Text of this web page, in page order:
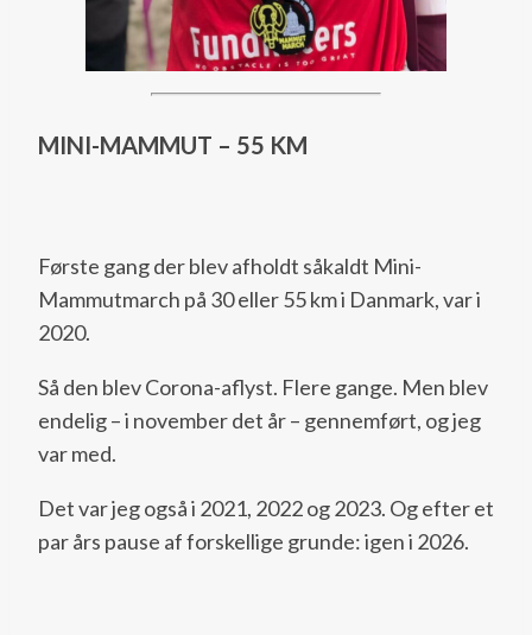
MINI-MAMMUT – 55 KM
Første gang der blev afholdt såkaldt Mini-
Mammutmarch på 30 eller 55 km i Danmark, var i
2020.
Så den blev Corona-aflyst. Flere gange. Men blev
endelig – i november det år – gennemført, og jeg
var med.
Det var jeg også i 2021, 2022 og 2023. Og efter et
par års pause af forskellige grunde: igen i 2026.